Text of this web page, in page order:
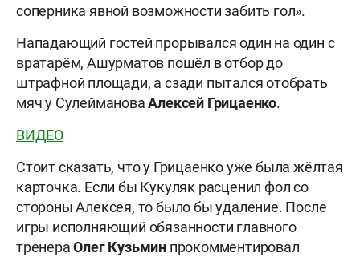
соперника явной возможности забить гол».
Нападающий гостей прорывался один на один с
вратарём, Ашурматов пошёл в отбор до
штрафной площади, а сзади пытался отобрать
мяч у СулеймановаАлексей Грицаенко.
ВИДЕО
Стоит сказать, что у Грицаенко уже была жёлтая
карточка. Если бы Кукуляк расценил фол со
стороны Алексея, то было бы удаление. После
игры исполняющий обязанности главного
тренераОлегКузьмин прокомментировал